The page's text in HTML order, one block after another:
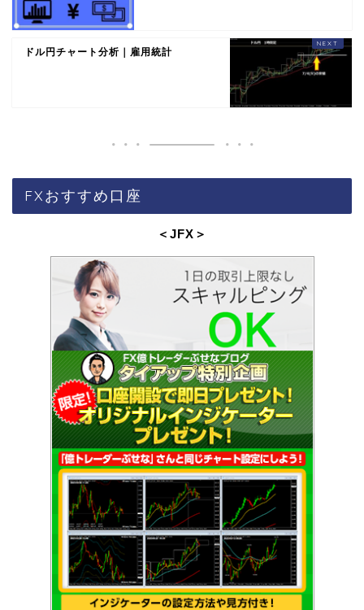
ドル円チャート分析｜雇用統計
FXおすすめ口座
＜JFX ＞